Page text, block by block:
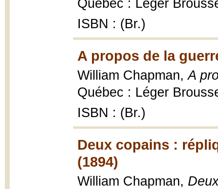
Québec : Léger
ISBN : (Br.)
A propos de la
William Chapman,A
Québec : Léger
ISBN : (Br.)
Deux copains :
(1894)
William Chapman,